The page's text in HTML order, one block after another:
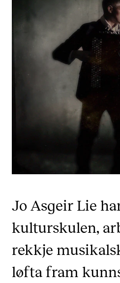
Søknad og opptak
Studentutvalet SUT
CREMAH
Prosjekter
Publikasjoner
INTERNASJONALT
Utveksling
Jo Asgeir Lie
kulturskulen,
rekkje
løfta fram